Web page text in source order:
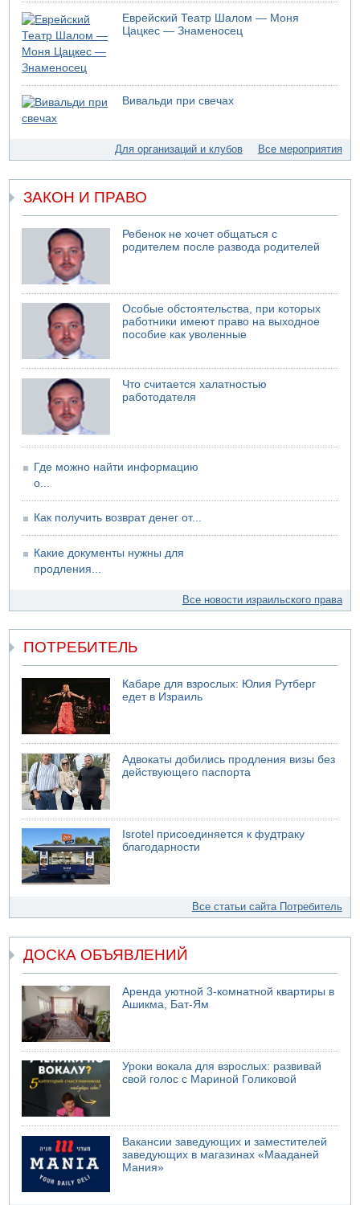
05.08.2026 13:32
В России горят новые склады
05.08.2026 10:19
Хуситы сообщают об атаке по Саудовскому танкеру
Левые активисты пытались ворваться в офис
"Религиозного сионизма"
В Дубае поднимается дым над портом
05.08.2026 06:41
Еще один меморандум для Ирана
Еврейский Театр Шалом — Моня
Цацкес — Знаменосец
Вивальди при свечах
Для организаций и клубов Все мероприятия
ЗАКОН И ПРАВО
Ребенок не хочет общаться с
родителем после развода родителей
Особые обстоятельства, при которых
работники имеют право на выходное
пособие как уволенные
Что считается халатностью
работодателя
Где можно найти информацию
о...
Как получить возврат денег от...
Какие документы нужны для
продления...
Все новости израильского права
ПОТРЕБИТЕЛЬ
Кабаре для взрослых: Юлия Рутберг
едет в Израиль
Адвокаты добились продления визы без
действующего паспорта
Isrotel присоединяется к фудтраку
благодарности
Все статьи сайта Потребитель
ДОСКА ОБЪЯВЛЕНИЙ
Аренда уютной 3-комнатной квартиры в
Ашикма, Бат-Ям
Уроки вокала для взрослых: развивай
свой голос с Мариной Голиковой
Вакансии заведующих и заместителей
заведующих в магазинах «Мааданей
Мания»